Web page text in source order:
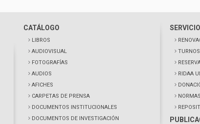
CATÁLOGO
LIBROS
AUDIOVISUAL
FOTOGRAFÍAS
AUDIOS
AFICHES
CARPETAS DE PRENSA
DOCUMENTOS INSTITUCIONALES
DOCUMENTOS DE INVESTIGACIÓN
RIDAA